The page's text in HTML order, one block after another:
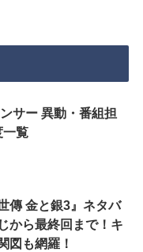
サー 異動・番組担
一覧
傳 金と銀3』ネタバ
から最終回まで！キ
図も網羅！